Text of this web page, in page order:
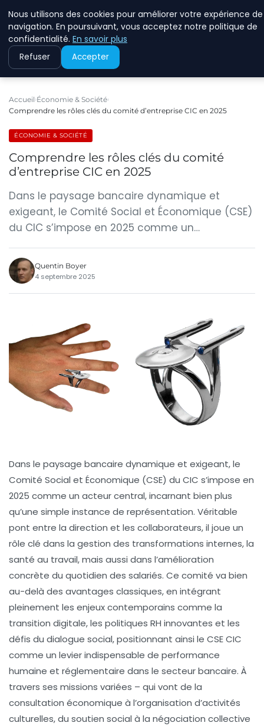
Accueil Économie & Société
Comprendre les rôles clés du comité d’entreprise CIC en 2025
ÉCONOMIE & SOCIÉTÉ
Comprendre les rôles clés du comité
d’entreprise CIC en 2025
Dans le paysage bancaire dynamique et
exigeant, le Comité Social et Économique (CSE)
du CIC s’impose en 2025 comme un…
Quentin Boyer
4 septembre 2025
Dans le paysage bancaire dynamique et exigeant, le
Comité Social et Économique (CSE) du CIC s’impose en
2025 comme un acteur central, incarnant bien plus
qu’une simple instance de représentation. Véritable
pont entre la direction et les collaborateurs, il joue un
rôle clé dans la gestion des transformations internes, la
santé au travail, mais aussi dans l’amélioration
concrète du quotidien des salariés. Ce comité va bien
au-delà des avantages classiques, en intégrant
pleinement les enjeux contemporains comme la
transition digitale, les politiques RH innovantes et les
défis du dialogue social, positionnant ainsi le CSE CIC
comme un levier indispensable de performance
humaine et réglementaire dans le secteur bancaire. À
travers ses missions variées – qui vont de la
consultation économique à l’organisation d’activités
culturelles, du soutien social à la négociation collective
Nous utilisons des cookies pour améliorer votre expérience de
navigation. En poursuivant, vous acceptez notre politique de
confidentialité. En savoir plus
Refuser Accepter